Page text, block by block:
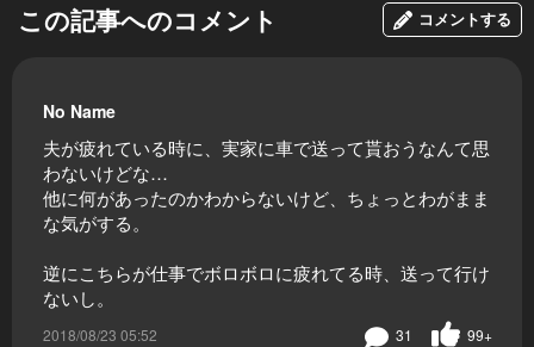
この記事へのコメント コメントする
No Name
夫が疲れている時に、実家に車で送って貰おうなんて思
わないけどな…
他に何があったのかわからないけど、ちょっとわがまま
な気がする。
逆にこちらが仕事でボロボロに疲れてる時、送って行け
ないし。
2018/08/23 05:52 99+
31